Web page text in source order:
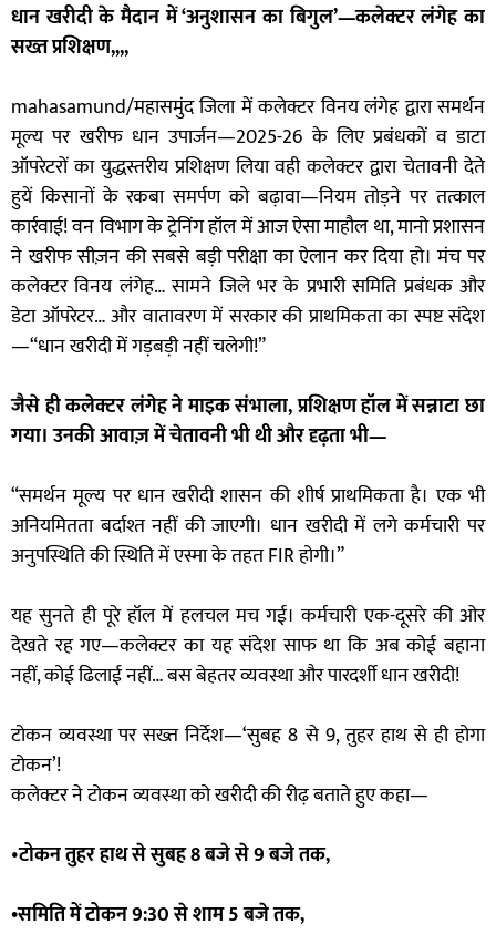
धान खरीदी के मैदान में ‘अनुशासन का बिगुल’—कलेक्टर लंगेह का
सख्त प्रशिक्षण,,,,
mahasamund/महासमुंद जिला में कलेक्टर विनय लंगेह द्वारा समर्थन
मूल्य पर खरीफ धान उपार्जन—2025-26 के लिए प्रबंधकों व डाटा
ऑपरेटरों का युद्धस्तरीय प्रशिक्षण लिया वही कलेक्टर द्वारा चेतावनी देते
हुयें किसानों के रकबा समर्पण को बढ़ावा—नियम तोड़ने पर तत्काल
कार्रवाई! वन विभाग के ट्रेनिंग हॉल में आज ऐसा माहौल था, मानो प्रशासन
ने खरीफ सीज़न की सबसे बड़ी परीक्षा का ऐलान कर दिया हो। मंच पर
कलेक्टर विनय लंगेह… सामने जिले भर के प्रभारी समिति प्रबंधक और
डेटा ऑपरेटर… और वातावरण में सरकार की प्राथमिकता का स्पष्ट संदेश
—“धान खरीदी में गड़बड़ी नहीं चलेगी!”
जैसे ही कलेक्टर लंगेह ने माइक संभाला, प्रशिक्षण हॉल में सन्नाटा छा
गया। उनकी आवाज़ में चेतावनी भी थी और दृढ़ता भी—
“समर्थन मूल्य पर धान खरीदी शासन की शीर्ष प्राथमिकता है। एक भी
अनियमितता बर्दाश्त नहीं की जाएगी। धान खरीदी में लगे कर्मचारी पर
अनुपस्थिति की स्थिति में एस्मा के तहत FIR होगी।”
यह सुनते ही पूरे हॉल में हलचल मच गई। कर्मचारी एक-दूसरे की ओर
देखते रह गए—कलेक्टर का यह संदेश साफ था कि अब कोई बहाना
नहीं, कोई ढिलाई नहीं… बस बेहतर व्यवस्था और पारदर्शी धान खरीदी!
टोकन व्यवस्था पर सख्त निर्देश—‘सुबह 8 से 9, तुहर हाथ से ही होगा
टोकन’!
कलेक्टर ने टोकन व्यवस्था को खरीदी की रीढ़ बताते हुए कहा—
•टोकन तुहर हाथ से सुबह 8 बजे से 9 बजे तक,
•समिति में टोकन 9:30 से शाम 5 बजे तक,